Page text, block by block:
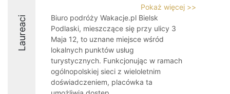
Laureaci
Pokaż więcej >>
Biuro podróży Wakacje.pl Bielsk
Podlaski, mieszczące się przy ulicy 3
Maja 12, to uznane miejsce wśród
lokalnych punktów usług
turystycznych. Funkcjonując w ramach
ogólnopolskiej sieci z wieloletnim
doświadczeniem, placówka ta